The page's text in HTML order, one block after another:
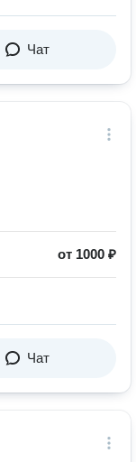
Чат
от 1000 ₽
Чат